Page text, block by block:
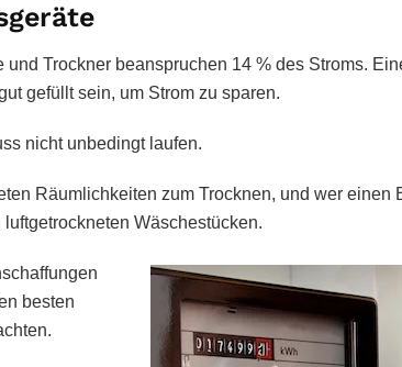
und Trockner beanspruchen 14 % des Stroms.
gefüllt sein, um Strom zu sparen.
nicht unbedingt laufen.
Räumlichkeiten zum Trocknen, und wer einen
Wäschestücken.
besten